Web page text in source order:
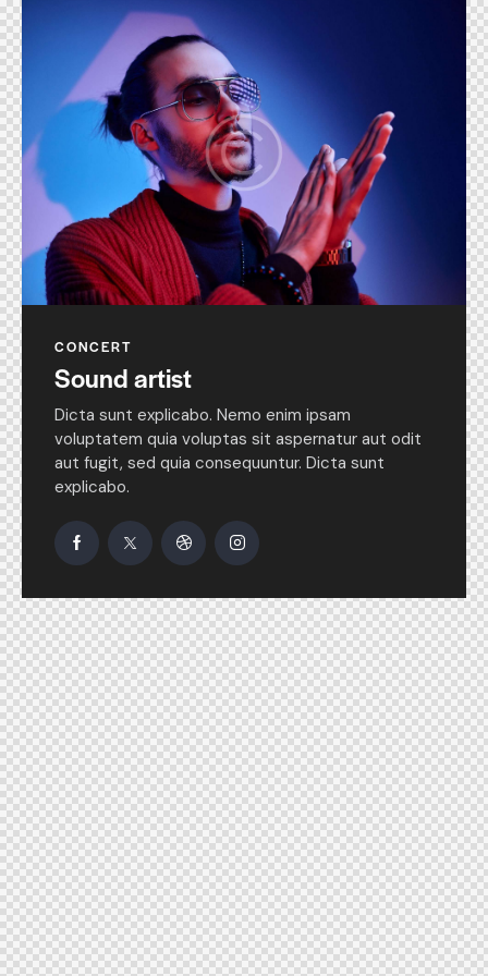
CONCERT
Sound artist
Dicta sunt explicabo. Nemo enim ipsam
voluptatem quia voluptas sit aspernatur aut odit
aut fugit, sed quia consequuntur. Dicta sunt
explicabo.